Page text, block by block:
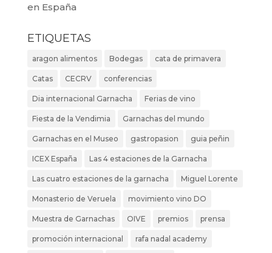
en España
ETIQUETAS
aragon alimentos Bodegas cata de primavera
Catas CECRV conferencias
Dia internacional Garnacha Ferias de vino
Fiesta de la Vendimia Garnachas del mundo
Garnachas en el Museo gastropasion guia peñin
ICEX España Las 4 estaciones de la Garnacha
Las cuatro estaciones de la garnacha Miguel Lorente
Monasterio de Veruela movimiento vino DO
Muestra de Garnachas OIVE premios prensa
promoción internacional rafa nadal academy